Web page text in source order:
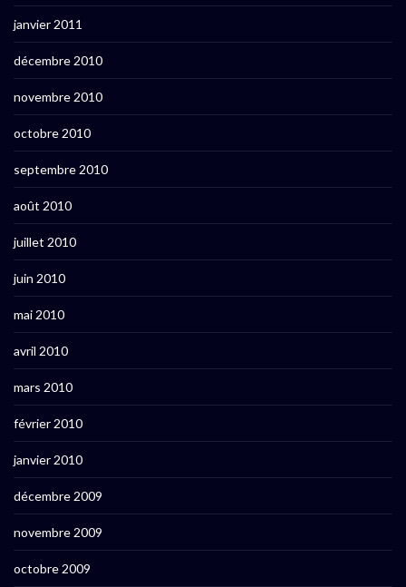
janvier 2011
décembre 2010
novembre 2010
octobre 2010
septembre 2010
août 2010
juillet 2010
juin 2010
mai 2010
avril 2010
mars 2010
février 2010
janvier 2010
décembre 2009
novembre 2009
octobre 2009